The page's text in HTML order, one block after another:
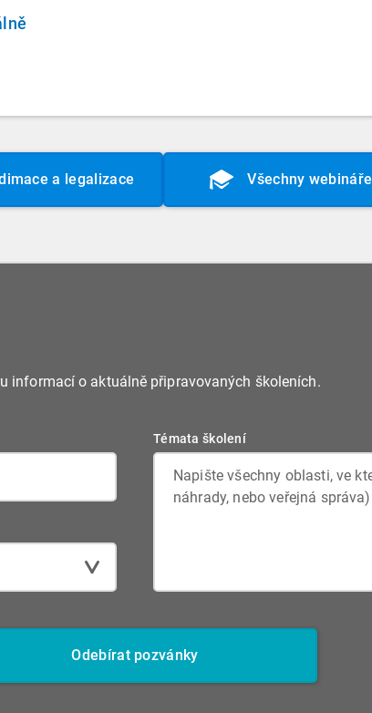
a legalizace Všechny webináře
informací o aktuálně připravovaných školeních.
Témata školení
Odebírat pozvánky